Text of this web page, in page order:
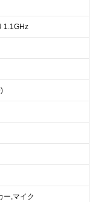
1.1GHz
ー,マイク